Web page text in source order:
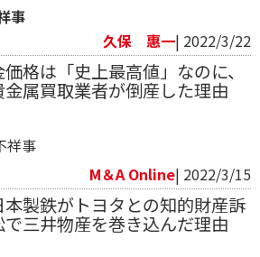
事
久保 惠一| 2022/3/22
価格は「史上最高値」なのに、
金属買取業者が倒産した理由
祥事
M＆A Online| 2022/3/15
本製鉄がトヨタとの知的財産訴
で三井物産を巻き込んだ理由